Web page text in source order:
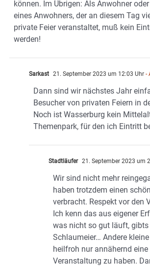
können. Im Übrigen: Als Anwohner
eines Anwohners, der an diesem Tag
private Feier veranstaltet, muß kein
werden!
Sarkast 21. September 2023 um 12:03 Uhr -
Dann sind wir nächstes Jahr
Besucher von privaten Feiern in
Noch ist Wasserburg kein
Themenpark, für den ich Eintritt
Stadtläufer 21. September 2023 um
Wir sind nicht mehr
haben trotzdem einen
verbracht. Respekt vor den
Ich kenn das aus eigener
was nicht so gut läuft, gibts
Schlaumeier… Andere
heilfroh nur annähernd
Veranstaltung zu haben.